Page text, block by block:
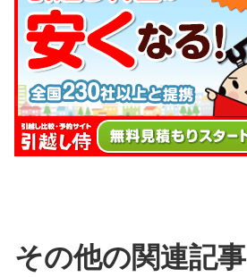
その他の関連記事